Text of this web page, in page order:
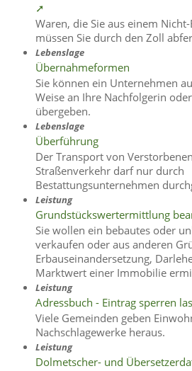
➚
Waren, die Sie aus einem
müssen Sie durch den Zoll
Lebenslage
Übernahmeformen
Sie können ein Unternehmen
Weise an Ihre Nachfolgerin
übergeben.
Lebenslage
Überführung
Der Transport von
Straßenverkehr darf nur durch
Bestattungsunternehmen
Leistung
Grundstückswertermittlung
Sie wollen ein bebautes oder
verkaufen oder aus anderen
Erbauseinandersetzung,
Marktwert einer Immobilie
Leistung
Adressbuch - Eintrag sperren
Viele Gemeinden geben
Nachschlagewerke heraus.
Leistung
Dolmetscher- und